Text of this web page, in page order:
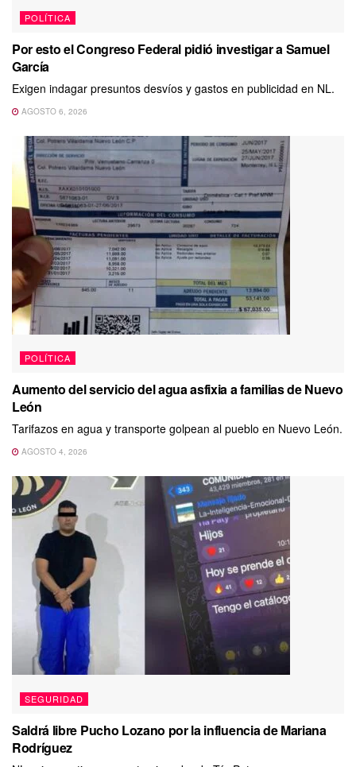
POLÍTICA
Por esto el Congreso Federal pidió investigar a Samuel
García
Exigen indagar presuntos desvíos y gastos en publicidad en NL.
AGOSTO 6, 2026
POLÍTICA
Aumento del servicio del agua asfixia a familias de Nuevo
León
Tarifazos en agua y transporte golpean al pueblo en Nuevo León.
AGOSTO 4, 2026
SEGURIDAD
Saldrá libre Pucho Lozano por la influencia de Mariana
Rodríguez